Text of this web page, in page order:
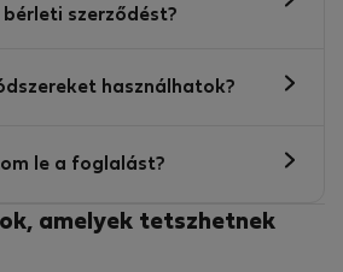
szerződést?
használhatok?
le a foglalást?
amelyek tetszhetnek